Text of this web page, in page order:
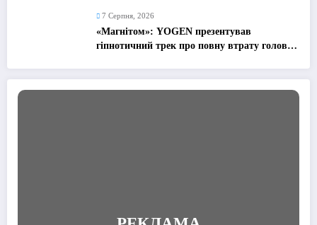
7 Серпня, 2026
«Магнітом»: YOGEN презентував
гіпнотичний трек про повну втрату голови